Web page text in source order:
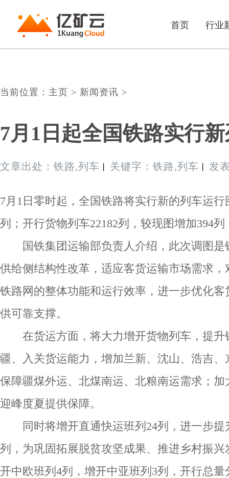
首页 行业
当前位置：主页 > 新闻资讯 >
7月1日起全国铁路实行
文章出处：铁路,列车 关键字：铁路,列车 发
7月1日零时起，全国铁路将实行新的列车运
列；开行货物列车22182列，较现图增加394
国铁集团运输部负责人介绍，此次调图是
供给侧结构性改革，适应客货运输市场需求
铁路网的整体功能和运行效率，进一步优化
供可靠支撑。
在货运方面，将大力增开货物列车，提升
疆、入关货运能力，增加兰新、沈山、浩吉
保障疆煤外运、北煤南运、北粮南运需求；
迎峰度夏提供保障。
同时将增开直通快运班列24列，进一步提
列，为巩固拓展脱贫攻坚成果、推进乡村振
开中欧班列4列，增开中亚班列3列，开行总